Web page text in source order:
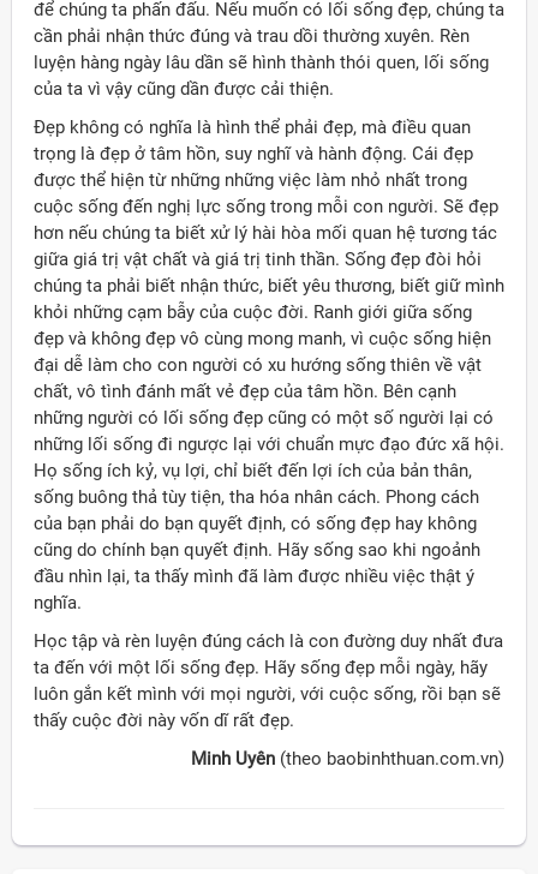
để chúng ta phấn đấu. Nếu muốn có lối sống đẹp, chúng ta
cần phải nhận thức đúng và trau dồi thường xuyên. Rèn
luyện hàng ngày lâu dần sẽ hình thành thói quen, lối sống
của ta vì vậy cũng dần được cải thiện.
Đẹp không có nghĩa là hình thể phải đẹp, mà điều quan
trọng là đẹp ở tâm hồn, suy nghĩ và hành động. Cái đẹp
được thể hiện từ những những việc làm nhỏ nhất trong
cuộc sống đến nghị lực sống trong mỗi con người. Sẽ đẹp
hơn nếu chúng ta biết xử lý hài hòa mối quan hệ tương tác
giữa giá trị vật chất và giá trị tinh thần. Sống đẹp đòi hỏi
chúng ta phải biết nhận thức, biết yêu thương, biết giữ mình
khỏi những cạm bẫy của cuộc đời. Ranh giới giữa sống
đẹp và không đẹp vô cùng mong manh, vì cuộc sống hiện
đại dễ làm cho con người có xu hướng sống thiên về vật
chất, vô tình đánh mất vẻ đẹp của tâm hồn. Bên cạnh
những người có lối sống đẹp cũng có một số người lại có
những lối sống đi ngược lại với chuẩn mực đạo đức xã hội.
Họ sống ích kỷ, vụ lợi, chỉ biết đến lợi ích của bản thân,
sống buông thả tùy tiện, tha hóa nhân cách. Phong cách
của bạn phải do bạn quyết định, có sống đẹp hay không
cũng do chính bạn quyết định. Hãy sống sao khi ngoảnh
đầu nhìn lại, ta thấy mình đã làm được nhiều việc thật ý
nghĩa.
Học tập và rèn luyện đúng cách là con đường duy nhất đưa
ta đến với một lối sống đẹp. Hãy sống đẹp mỗi ngày, hãy
luôn gắn kết mình với mọi người, với cuộc sống, rồi bạn sẽ
thấy cuộc đời này vốn dĩ rất đẹp.
Minh Uyên (theo baobinhthuan.com.vn)